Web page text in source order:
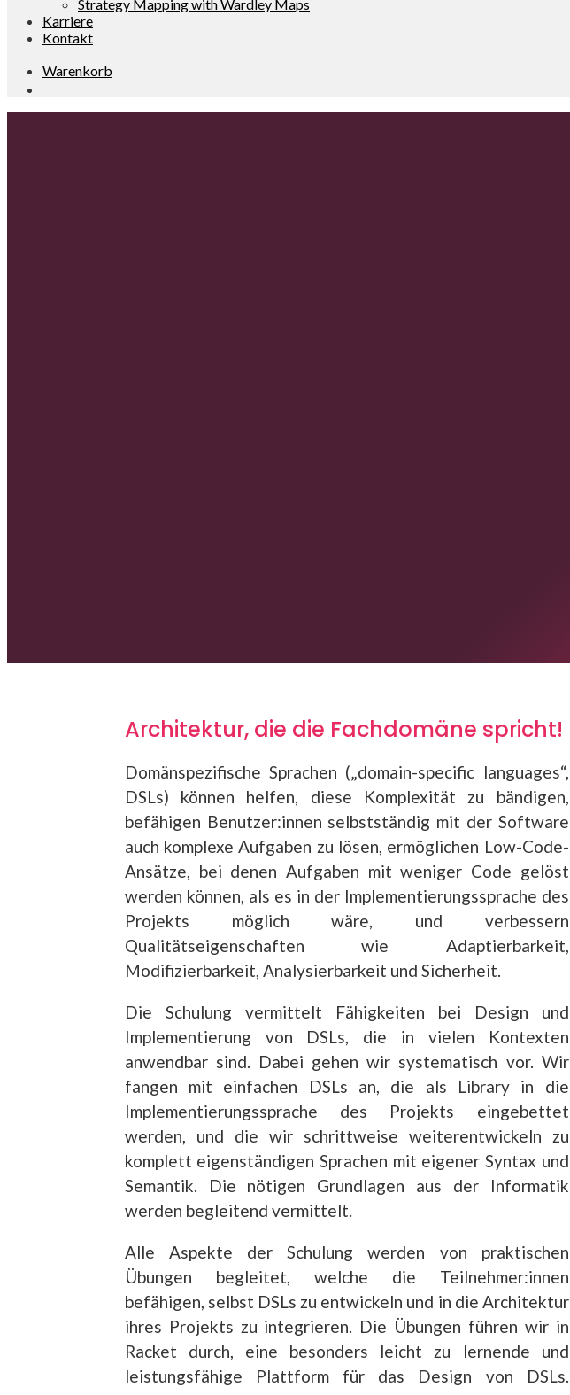
Strategy Mapping with Wardley Maps
Karriere
Kontakt
Warenkorb
Architektur, die die Fachdomäne spricht!
Domänspezifische Sprachen („domain-specific languages“,
DSLs) können helfen, diese Komplexität zu bändigen,
befähigen Benutzer:innen selbstständig mit der Software
auch komplexe Aufgaben zu lösen, ermöglichen Low-Code-
Ansätze, bei denen Aufgaben mit weniger Code gelöst
werden können, als es in der Implementierungssprache des
Projekts möglich wäre, und verbessern
Qualitätseigenschaften wie Adaptierbarkeit,
Modifizierbarkeit, Analysierbarkeit und Sicherheit.
Die Schulung vermittelt Fähigkeiten bei Design und
Implementierung von DSLs, die in vielen Kontexten
anwendbar sind. Dabei gehen wir systematisch vor. Wir
fangen mit einfachen DSLs an, die als Library in die
Implementierungssprache des Projekts eingebettet
werden, und die wir schrittweise weiterentwickeln zu
komplett eigenständigen Sprachen mit eigener Syntax und
Semantik. Die nötigen Grundlagen aus der Informatik
werden begleitend vermittelt.
Alle Aspekte der Schulung werden von praktischen
Übungen begleitet, welche die Teilnehmer:innen
befähigen, selbst DSLs zu entwickeln und in die Architektur
ihres Projekts zu integrieren. Die Übungen führen wir in
Racket durch, eine besonders leicht zu lernende und
leistungsfähige Plattform für das Design von DSLs.